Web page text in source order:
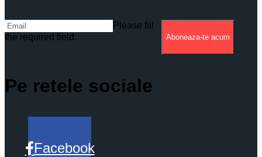
Please fill
the required field.
Aboneaza-te acum
Pe retele sociale
Facebook